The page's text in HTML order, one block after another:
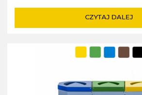
CZYTAJ DALEJ